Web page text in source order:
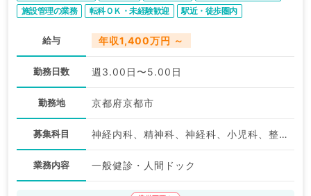
施設管理の業務
転科ＯＫ・未経験歓迎 駅近・徒歩圏内
給与 年収1,400万円 ～
勤務日数 週3.00日〜5.00日
勤務地 京都府京都市
募集科目 神経内科、精神科、神経科、小児科、整形外科、形成外科、脳神経外科、呼吸器外科、心臓血管外科、皮膚科、産婦人科、産科、婦人科、眼科、耳鼻咽喉科、一般内科、循環器内科、呼吸器内科、消化器内科、内分泌・代謝内科、腎臓内科、血液内科、外科系全般、一般外科、消化器外科、乳腺外科、科目不問
業務内容 一般健診・人間ドック